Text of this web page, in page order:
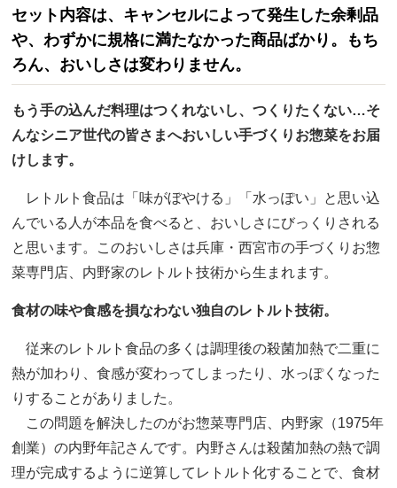
セット内容は、キャンセルによって発生した余剰品
や、わずかに規格に満たなかった商品ばかり。もち
ろん、おいしさは変わりません。
もう手の込んだ料理はつくれないし、つくりたくない…そ
んなシニア世代の皆さまへおいしい手づくりお惣菜をお届
けします。
レトルト食品は「味がぼやける」「水っぽい」と思い込
んでいる人が本品を食べると、おいしさにびっくりされる
と思います。このおいしさは兵庫・西宮市の手づくりお惣
菜専門店、内野家のレトルト技術から生まれます。
食材の味や食感を損なわない独自のレトルト技術。
従来のレトルト食品の多くは調理後の殺菌加熱で二重に
熱が加わり、食感が変わってしまったり、水っぽくなった
りすることがありました。
この問題を解決したのがお惣菜専門店、内野家（1975年
創業）の内野年記さんです。内野さんは殺菌加熱の熱で調
理が完成するように逆算してレトルト化することで、食材